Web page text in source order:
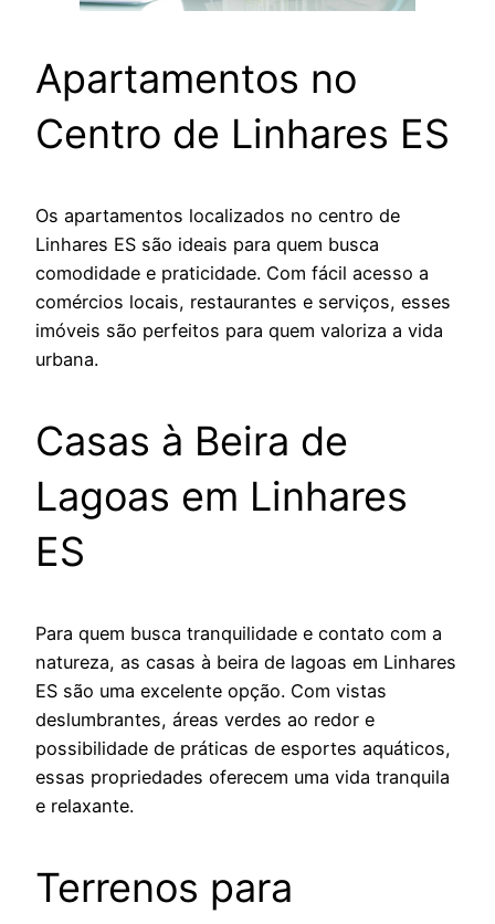
Apartamentos no
Centro de Linhares ES
Os apartamentos localizados no centro de
Linhares ES são ideais para quem busca
comodidade e praticidade. Com fácil acesso a
comércios locais, restaurantes e serviços, esses
imóveis são perfeitos para quem valoriza a vida
urbana.
Casas à Beira de
Lagoas em Linhares
ES
Para quem busca tranquilidade e contato com a
natureza, as casas à beira de lagoas em Linhares
ES são uma excelente opção. Com vistas
deslumbrantes, áreas verdes ao redor e
possibilidade de práticas de esportes aquáticos,
essas propriedades oferecem uma vida tranquila
e relaxante.
Terrenos para